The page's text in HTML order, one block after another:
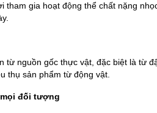
gia hoạt động thể chất nặng
từ nguồn gốc thực vật, đặc biệt là từ
thụ sản phẩm từ động vật.
đối tượng